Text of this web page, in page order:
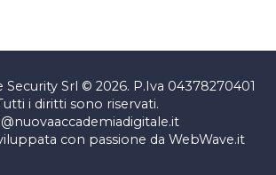
Srl © 2026. P.Iva 04378270401
i diritti sono riservati.
con passione da WebWave.it